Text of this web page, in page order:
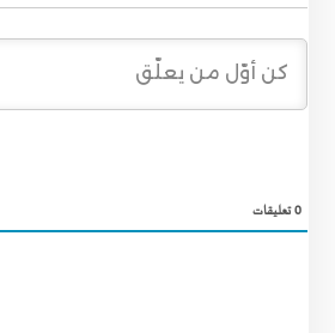
0تعليقات